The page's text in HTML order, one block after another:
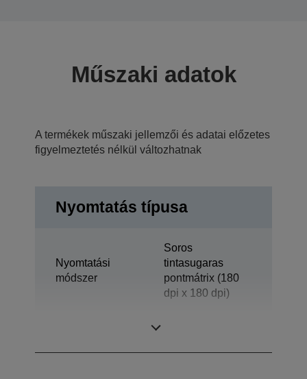
Műszaki adatok
A termékek műszaki jellemzői és adatai előzetes
figyelmeztetés nélkül változhatnak
Nyomtatás típusa
Nyomtatási
módszer
Soros
tintasugaras
pontmátrix (180
dpi x 180 dpi)